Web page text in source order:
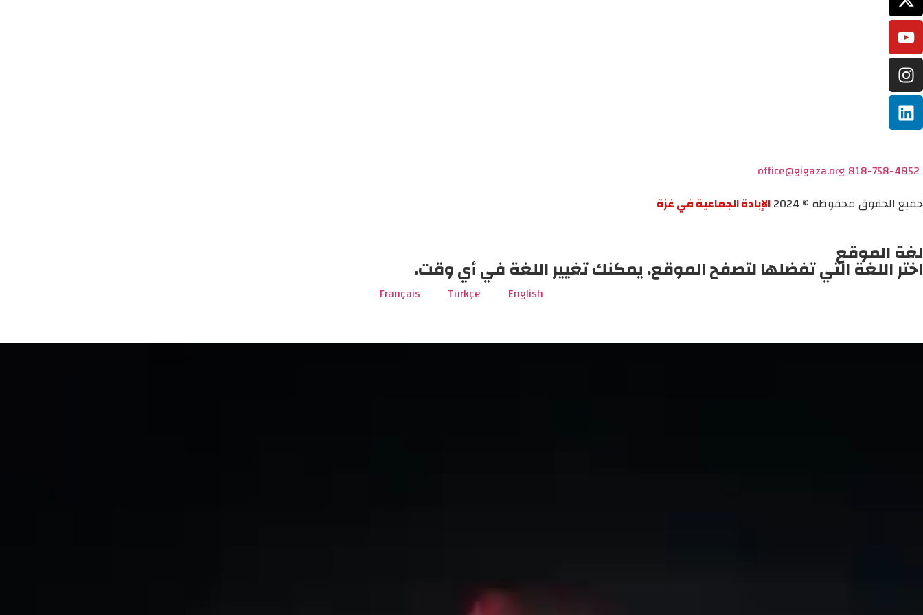
818-758-4852
office@gigaza.org
جميع الحقوق محفوظة © 2024
الإبادة الجماعية في غزة
لغة الموقع
اختر اللغة التي تفضلها لتصفح الموقع. يمكنك تغيير اللغة في أي وقت.
English
Türkçe
Français